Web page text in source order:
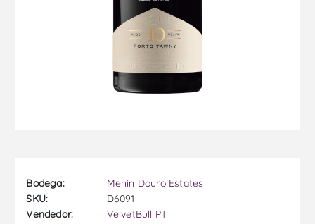
Bodega:
Menin Douro Estates
SKU:
D6091
Vendedor:
VelvetBull PT